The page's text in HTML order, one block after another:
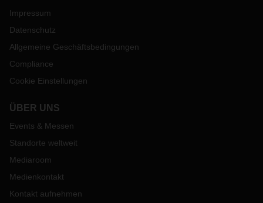
Impressum
Datenschutz
Allgemeine Geschäftsbedingungen
Compliance
Cookie Einstellungen
ÜBER UNS
Events & Messen
Standorte weltweit
Mediaroom
Medienkontakt
Kontakt aufnehmen